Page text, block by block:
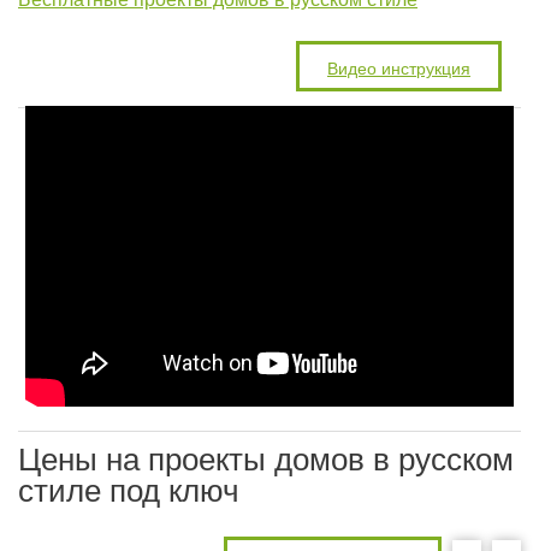
Видео инструкция
Цены на проекты домов в русском
стиле под ключ